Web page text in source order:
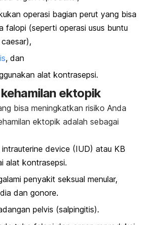
operasi bagian perut yang bisa
falopi (seperti operasi usus buntu
caesar),
, dan
alat kontrasepsi.
ektopik
bisa meningkatkan risiko Anda
ektopik adalah sebagai
intrauterine device (IUD) atau KB
alat kontrasepsi.
penyakit seksual menular,
dan gonore.
pelvis (salpingitis).